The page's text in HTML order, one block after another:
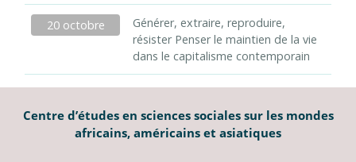
20 octobre
Générer, extraire, reproduire,
résister Penser le maintien de la vie
dans le capitalisme contemporain
Centre d’études en sciences sociales sur les mondes
africains, américains et asiatiques